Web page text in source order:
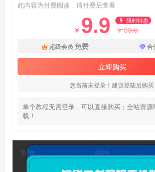
此内容为付费阅读，请付费后查看
￥ 9.9 限时特惠
￥39.9
超级会员 免费 合
立即购买
您当前未登录！建议登陆后购
单个教程无需登录，可以直接购买；全站资
载！